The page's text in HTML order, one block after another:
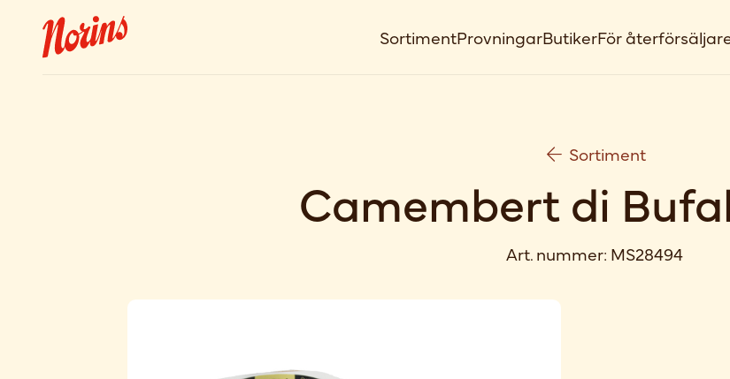
SortimentProvningarButikerFör
Sortiment
Camembert di
Art. nummer: MS28494